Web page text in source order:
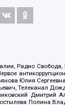
Радио Свобода,
Юлия
Телеканал
Дмитрий
Полина